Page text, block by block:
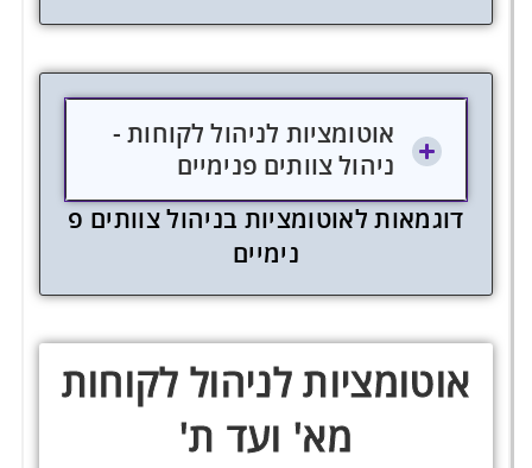
אוטומציות לניהול לקוחות -
ניהול צוותים פנימיים
דוגמאות לאוטומציות בניהולצוותים פ
נימיים
אוטומציות לניהול לקוחות
מא' ועד ת'